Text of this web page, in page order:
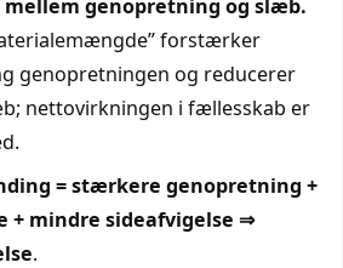
mellem genopretning og slæb.
forstærker
genopretningen og reducerer
nettovirkningen i fællesskab er
= stærkere genopretning +
+ mindre sideafvigelse ⇒
.